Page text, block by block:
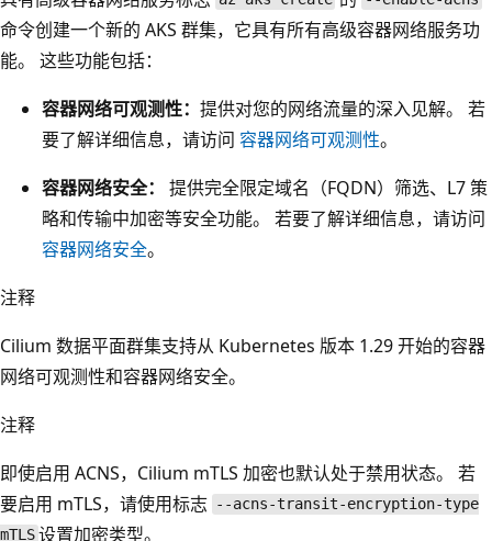
命令创建一个新的 AKS 群集，它具有所有高级容器网络服务功
能。 这些功能包括：
容器网络可观测性： 提供对您的网络流量的深入见解。 若
要了解详细信息，请访问 容器网络可观测性。
容器网络安全：
提供完全限定域名（FQDN）筛选、L7 策
略和传输中加密等安全功能。 若要了解详细信息，请访问
容器网络安全。
注释
Cilium 数据平面群集支持从 Kubernetes 版本 1.29 开始的容器
网络可观测性和容器网络安全。
注释
即使启用 ACNS，Cilium mTLS 加密也默认处于禁用状态。 若
要启用 mTLS，请使用标志 --acns-transit-encryption-type
mTLS设置加密类型。